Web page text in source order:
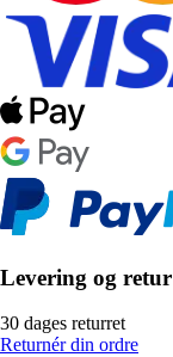
Levering og retur
30 dages returret
Returnér din ordre